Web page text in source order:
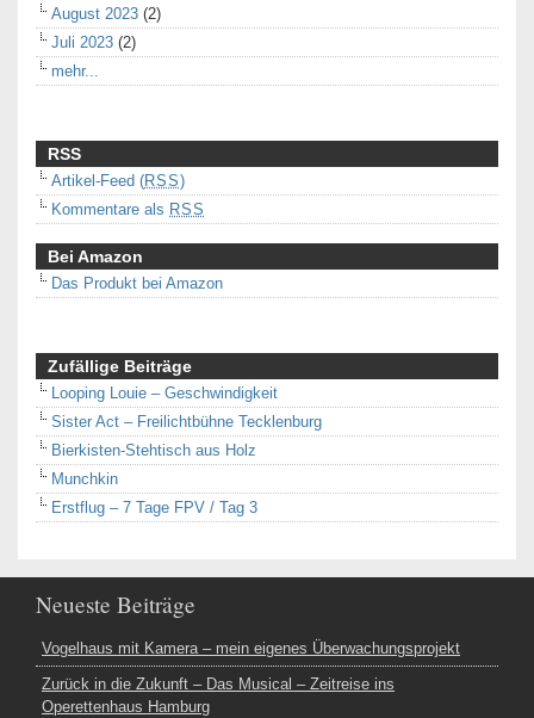
August 2023 (2)
Juli 2023 (2)
mehr...
RSS
Artikel-Feed (RSS)
Kommentare als RSS
Bei Amazon
Das Produkt bei Amazon
Zufällige Beiträge
Looping Louie – Geschwindigkeit
Sister Act – Freilichtbühne Tecklenburg
Bierkisten-Stehtisch aus Holz
Munchkin
Erstflug – 7 Tage FPV / Tag 3
Neueste Beiträge
Vogelhaus mit Kamera – mein eigenes Überwachungsprojekt
Zurück in die Zukunft – Das Musical – Zeitreise ins
Operettenhaus Hamburg